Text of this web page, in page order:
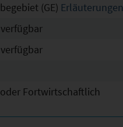
(GE) Erläuterungen
Fortwirtschaftlich